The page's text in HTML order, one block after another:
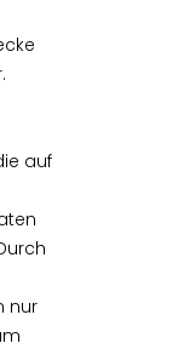
auf
nur